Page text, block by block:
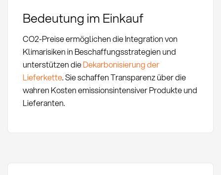
Bedeutung im Einkauf
CO2-Preise ermöglichen die Integration von
Klimarisiken in Beschaffungsstrategien und
unterstützen dieDekarbonisierung der
Lieferkette. Sie schaffen Transparenz über die
wahren Kosten emissionsintensiver Produkte und
Lieferanten.